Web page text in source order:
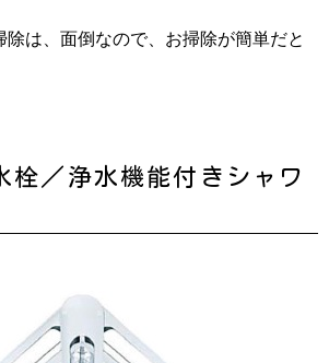
除は、面倒なので、お掃除が簡単だと
栓／浄水機能付きシャワ